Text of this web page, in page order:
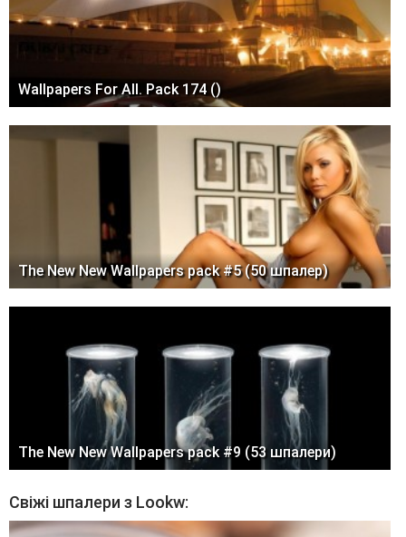
Wallpapers For All. Pack 174 ()
The New New Wallpapers pack #5 (50 шпалер)
The New New Wallpapers pack #9 (53 шпалери)
Свіжі шпалери з Lookw: